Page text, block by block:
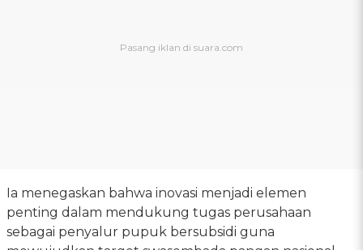
Ia menegaskan bahwa inovasi menjadi elemen
penting dalam mendukung tugas perusahaan
sebagai penyalur pupuk bersubsidi guna